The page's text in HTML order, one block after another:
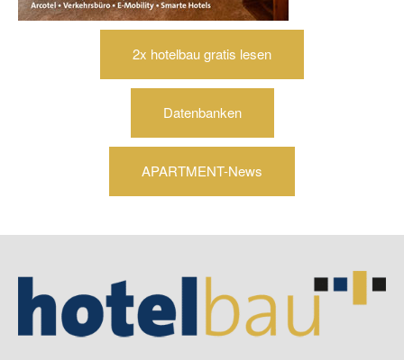
2x hotelbau gratis lesen
Datenbanken
APARTMENT-News